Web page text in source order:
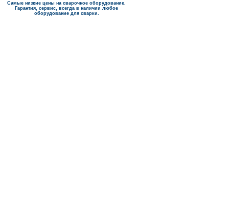
Самые низкие цены на сварочное оборудование.
Гарантия, сервис, всегда в наличии любое
оборудование для сварки.